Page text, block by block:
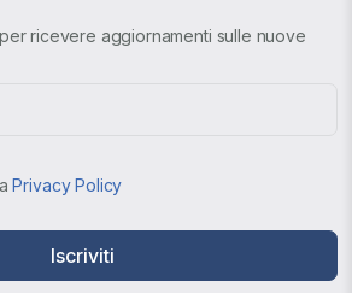
ricevere aggiornamenti sulle nuove
Privacy Policy
Iscriviti